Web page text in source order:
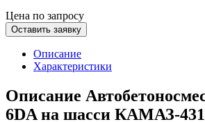
Цена по запросу
Оставить заявку
Описание
Характеристики
Описание
6DA на шасси КАМАЗ-